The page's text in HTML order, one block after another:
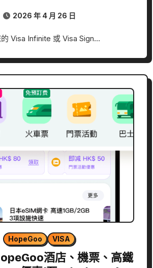
2026 年 4 月 26 日
的 Visa Infinite 或 Visa Sign…
HopeGoo VISA
酒店、機票、高鐵